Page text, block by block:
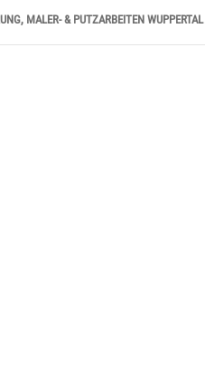
MALER- & PUTZARBEITEN WUPPERTAL